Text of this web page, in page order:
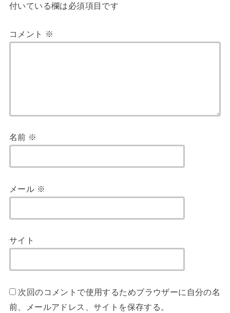
付いている欄は必須項目です
コメント ※
名前 ※
メール ※
サイト
次回のコメントで使用するためブラウザーに自分の名
前、メールアドレス、サイトを保存する。